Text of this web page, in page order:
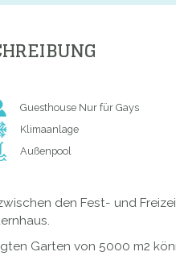
Guesthouse Nur für Gays
Klimaanlage
Außenpool
den Fest- und
Garten von 5000 m2